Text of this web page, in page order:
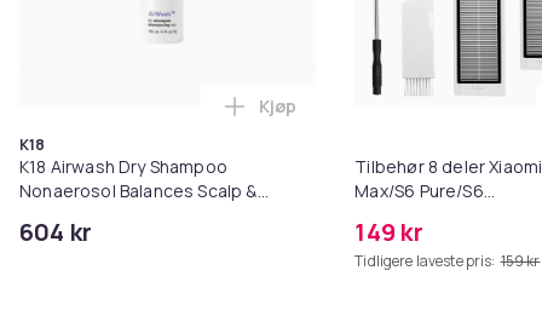
K18
K18 Airwash Dry Shampoo
Nonaerosol Balances Scalp &
604 kr
Legg K18 Airwash Dry
Kjøp
Tilbehør 8 deler
Max/S6 Pure/S6
149 kr
Tidligere laveste pris: 159 kr